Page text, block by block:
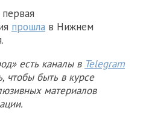
прошла в Нижнем
есть каналы в Telegram
чтобы быть в курсе
материалов